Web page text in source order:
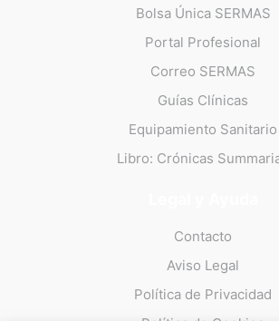
Bolsa Única SERMAS
Portal Profesional
Correo SERMAS
Guías Clínicas
Equipamiento Sanitario
Libro: Crónicas
Contacto
Aviso Legal
Política de Privacidad